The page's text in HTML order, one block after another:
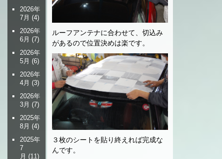
ルーフアンテナに合わせて、切込み
があるので位置決めは楽です。
３枚のシートを貼り終えれば完成な
んです。
2026年
7月 (4)
2026年
6月 (7)
2026年
5月 (6)
2026年
4月 (3)
2026年
3月 (7)
2025年
8月 (4)
2025年
7
月 (11)